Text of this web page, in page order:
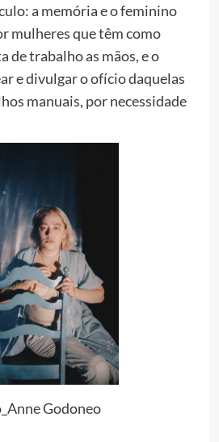
a memória e o feminino
mulheres que têm como
de trabalho as mãos, e o
e divulgar o ofício daquelas
manuais, por necessidade
Godoneo